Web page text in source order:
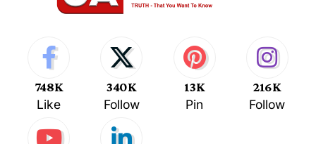
748K
Like
340K
Follow
13K
Pin
216K
Follow